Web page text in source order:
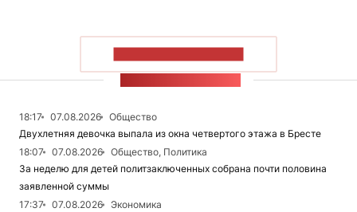
18:17 07.08.2026
Общество
Двухлетняя девочка выпала из окна четвертого этажа в Бресте
18:07
07.08.2026
Общество, Политика
За неделю для детей политзаключенных собрана почти половина
заявленной суммы
17:37
07.08.2026
Экономика